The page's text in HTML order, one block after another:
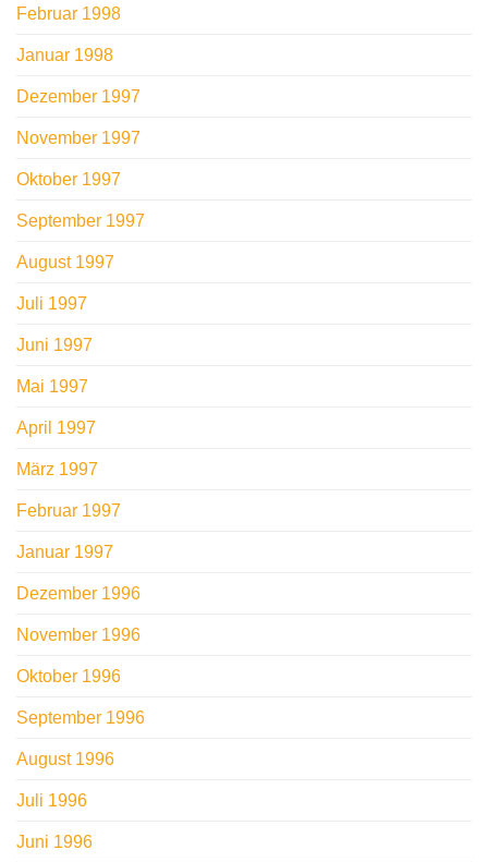
Februar 1998
Januar 1998
Dezember 1997
November 1997
Oktober 1997
September 1997
August 1997
Juli 1997
Juni 1997
Mai 1997
April 1997
März 1997
Februar 1997
Januar 1997
Dezember 1996
November 1996
Oktober 1996
September 1996
August 1996
Juli 1996
Juni 1996